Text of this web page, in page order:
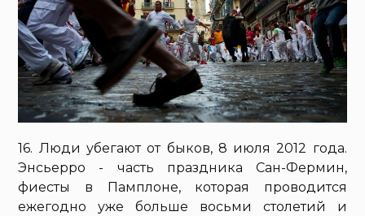
16. Люди убегают от быков, 8 июля 2012 года.
Энсьерро - часть праздника Сан-Фермин,
фиесты в Памплоне, которая проводится
ежегодно уже больше восьми столетий и